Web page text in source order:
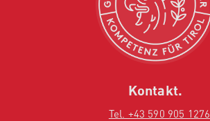
Kontakt.
Tel. +43 590 905 1276